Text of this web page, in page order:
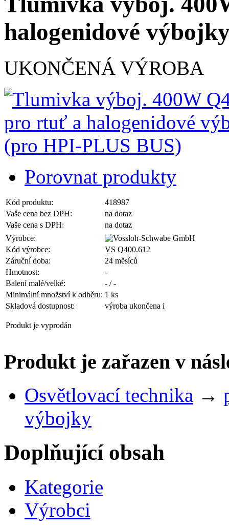
halogenidové
UKONČENÁ VÝROBA
Porovnat produkty
Kód produktu:
418987
Vaše cena bez DPH:
na dotaz
Vaše cena s DPH:
na dotaz
Výrobce:
Kód výrobce:
VS Q400.612
Záruční doba:
24 měsíců
Hmotnost:
-
Balení malé/velké:
- / -
Minimální množství k odběru: 1 ks
Skladová dostupnost:
výroba ukončena i
Produkt je vyprodán
Produkt je zařazen v
Osvětlovací technika →
výbojky
Doplňující obsah
Kategorie
Výrobci